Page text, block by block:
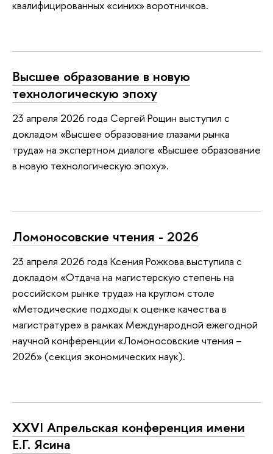
квалифицированных «синих» воротничков.
Высшее образование в новую
технологическую эпоху
23 апреля 2026 года Сергей Рощин выступил с
докладом «Высшее образование глазами рынка
труда» на экспертном диалоге «Высшее образование
в новую технологическую эпоху».
Ломоносовские чтения - 2026
23 апреля 2026 года Ксения Рожкова выступила с
докладом «Отдача на магистерскую степень на
российском рынке труда» на круглом столе
«Методические подходы к оценке качества в
магистратуре» в рамках Международной ежегодной
научной конференции «Ломоносовские чтения –
2026» (секция экономических наук).
XXVI Апрельская конференция имени
Е.Г. Ясина